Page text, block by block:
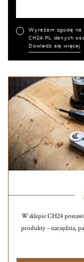
Wyrażam zgodę na
CH24.PL danych
Dowiedz się więcej
W sklepie CH24
produkty – narzędzia,